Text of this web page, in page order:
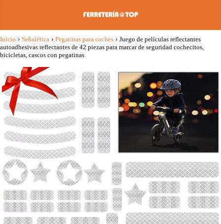
Inicio › Señalética › Pegatinas para coches › Juego de películas reflectantes
autoadhesivas reflectantes de 42 piezas para marcar de seguridad cochecitos,
bicicletas, cascos con pegatinas